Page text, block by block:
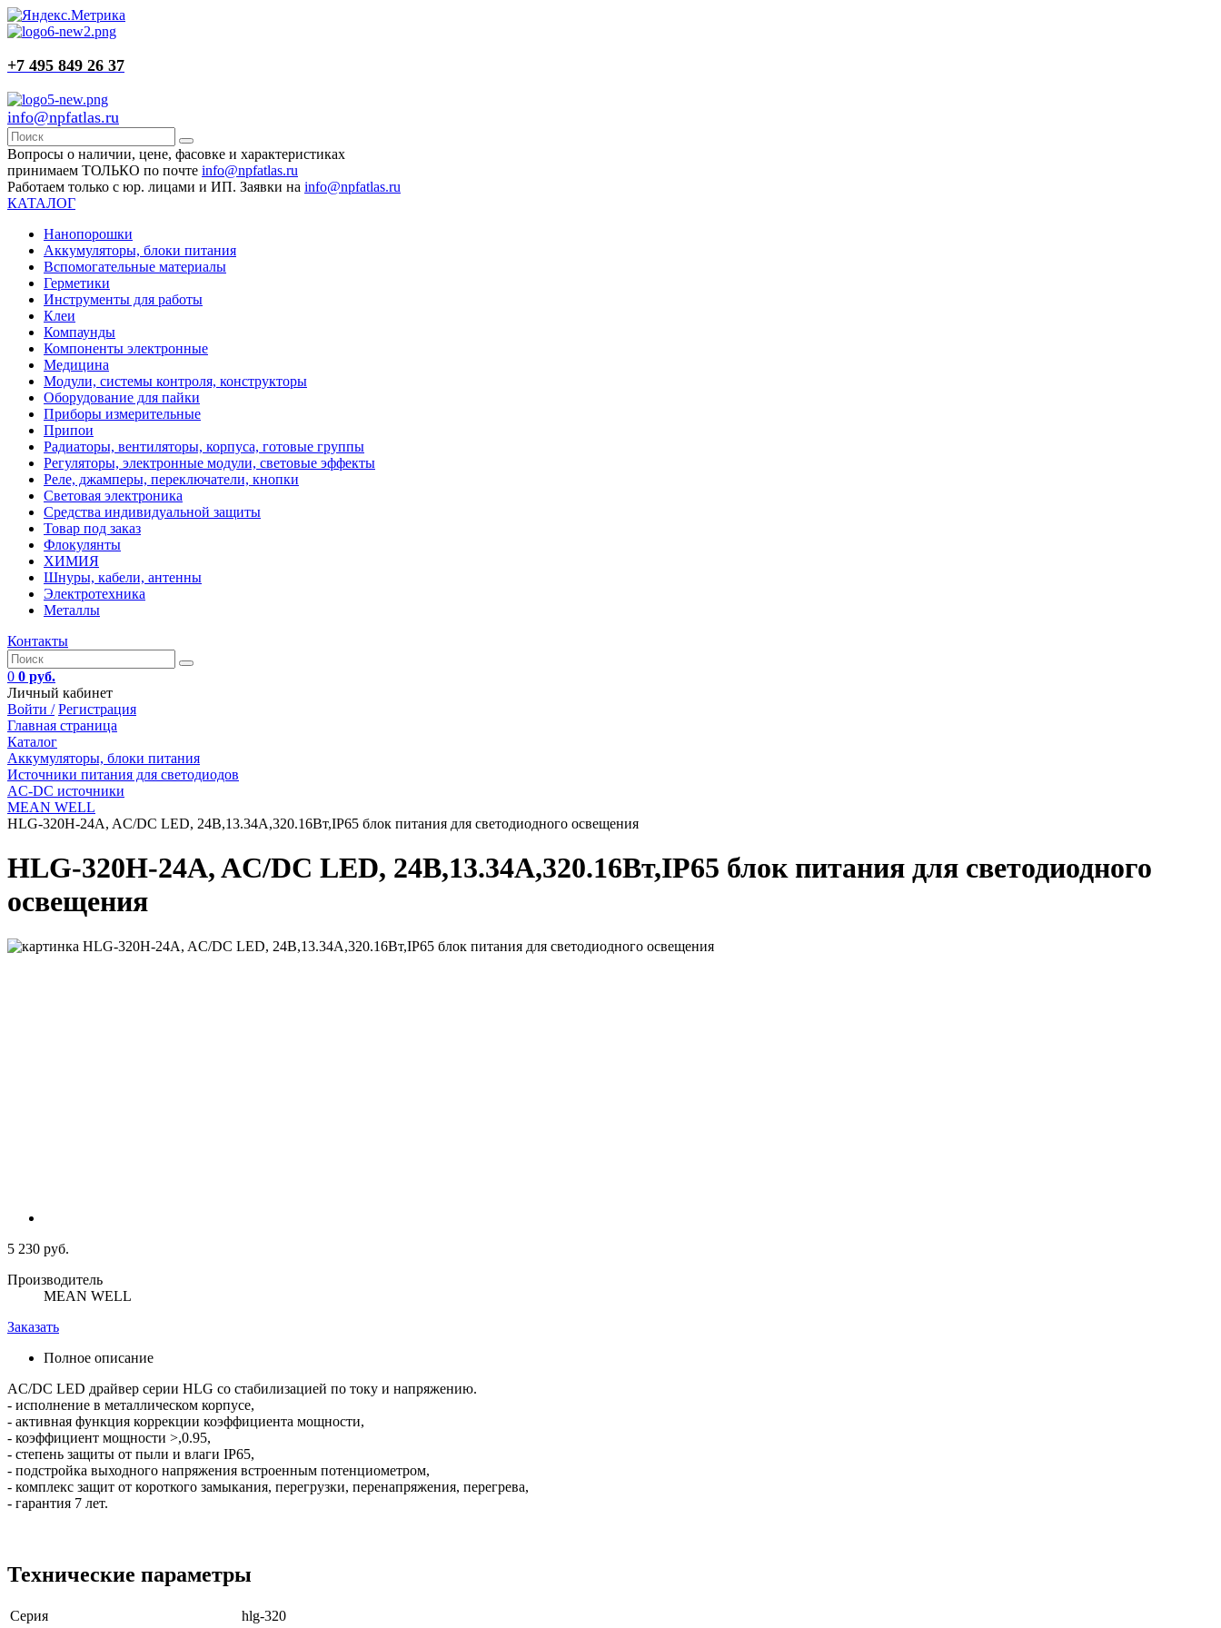
+7 495 849 26 37
info@npfatlas.ru
Вопросы о наличии, цене, фасовке и характеристиках
принимаем ТОЛЬКО по почте info@npfatlas.ru
Работаем только с юр. лицами и ИП. Заявки на info@npfatlas.ru
КАТАЛОГ
Нанопорошки
Аккумуляторы, блоки питания
Вспомогательные материалы
Герметики
Инструменты для работы
Клеи
Компаунды
Компоненты электронные
Медицина
Модули, системы контроля, конструкторы
Оборудование для пайки
Приборы измерительные
Припои
Радиаторы, вентиляторы, корпуса, готовые группы
Регуляторы, электронные модули, световые эффекты
Реле, джамперы, переключатели, кнопки
Световая электроника
Средства индивидуальной защиты
Товар под заказ
Флокулянты
ХИМИЯ
Шнуры, кабели, антенны
Электротехника
Металлы
Контакты
0 0 руб.
Личный кабинет
Войти / Регистрация
Главная страница
Каталог
Аккумуляторы, блоки питания
Источники питания для светодиодов
AC-DC источники
MEAN WELL
HLG-320H-24A, AC/DC LED, 24В,13.34А,320.16Вт,IP65 блок питания для светодиодного освещения
HLG-320H-24A, AC/DC LED, 24В,13.34А,320.16Вт,IP65 блок питания для светодиодного
освещения
5 230 руб.
Производитель
MEAN WELL
Заказать
Полное описание
AC/DC LED драйвер серии HLG со стабилизацией по току и напряжению.
- исполнение в металлическом корпусе,
- активная функция коррекции коэффициента мощности,
- коэффициент мощности >,0.95,
- степень защиты от пыли и влаги IP65,
- подстройка выходного напряжения встроенным потенциометром,
- комплекс защит от короткого замыкания, перегрузки, перенапряжения, перегрева,
- гарантия 7 лет.
Технические параметры
Серия hlg-320